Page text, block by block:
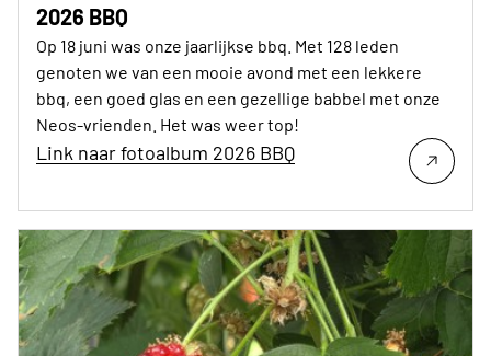
2026 BBQ
Op 18 juni was onze jaarlijkse bbq. Met 128 leden
genoten we van een mooie avond met een lekkere
bbq, een goed glas en een gezellige babbel met onze
Neos-vrienden. Het was weer top!
Link naar fotoalbum 2026 BBQ